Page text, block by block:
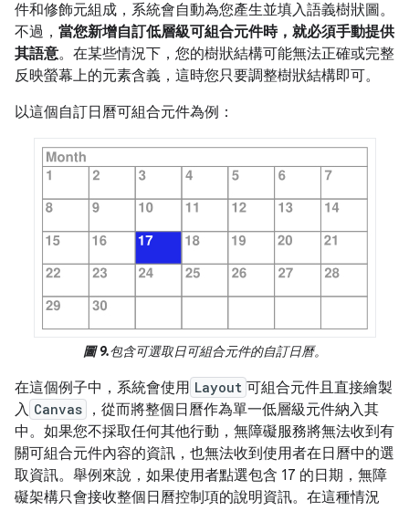
件和修飾元組成，系統會自動為您產生並填入語義樹狀圖。
不過， 當您新增自訂低層級可組合元件時，就必須手動提供
其語意。在某些情況下，您的樹狀結構可能無法正確或完整
反映螢幕上的元素含義，這時您只要調整樹狀結構即可。
以這個自訂日曆可組合元件為例：
圖 9.包含可選取日可組合元件的自訂日曆。
在這個例子中，系統會使用 Layout 可組合元件且直接繪製
入 Canvas
，從而將整個日曆作為單一低層級元件納入其
中。如果您不採取任何其他行動，無障礙服務將無法收到有
關可組合元件內容的資訊，也無法收到使用者在日曆中的選
取資訊。舉例來說，如果使用者點選包含 17 的日期，無障
礙架構只會接收整個日曆控制項的說明資訊。在這種情況